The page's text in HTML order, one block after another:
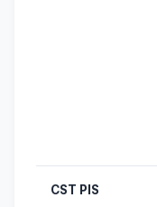
CST PIS